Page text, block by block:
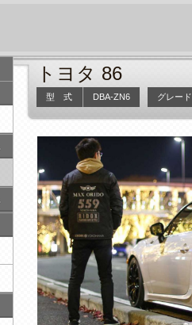
トヨタ 86
型 式 DBA-ZN6 グレード